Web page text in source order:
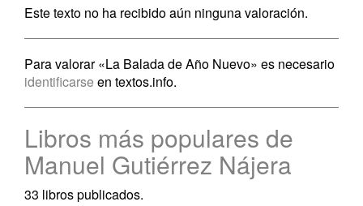
Este texto no ha recibido aún ninguna valoración.
Para valorar «La Balada de Año Nuevo» es necesario
identificarse en textos.info.
Libros más populares de
Manuel Gutiérrez Nájera
33 libros publicados.